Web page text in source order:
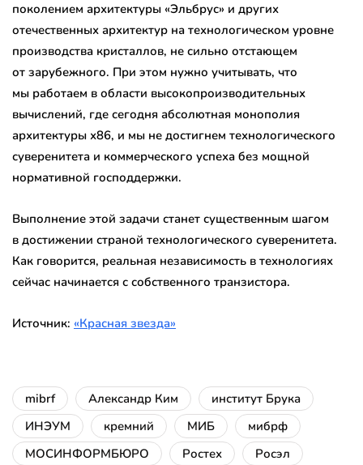
поколением архитектуры «Эльбрус» и других
отечественных архитектур на технологическом уровне
производства кристаллов, не сильно отстающем
от зарубежного. При этом нужно учитывать, что
мы работаем в области высокопроизводительных
вычислений, где сегодня абсолютная монополия
архитектуры х86, и мы не достигнем технологического
суверенитета и коммерческого успеха без мощной
нормативной господдержки.
Выполнение этой задачи станет существенным шагом
в достижении страной технологического суверенитета.
Как говорится, реальная независимость в технологиях
сейчас начинается с собственного транзистора.
Источник: «Красная звезда»
mibrf Александр Ким
институт Брука
ИНЭУМ
кремний МИБ
мибрф
МОСИНФОРМБЮРО
Ростех Росэл